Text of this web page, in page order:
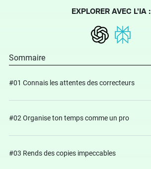
EXPLORER AVEC L'IA :
Sommaire
#01 Connais les attentes des correcteurs
#02 Organise ton temps comme un pro
#03 Rends des copies impeccables